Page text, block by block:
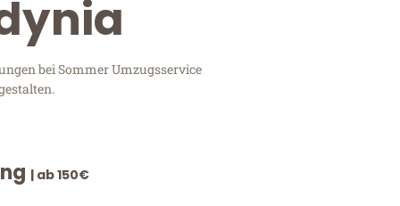
bei Sommer Umzugsservice
| ab 150€